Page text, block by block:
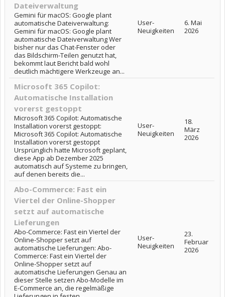
Dateiverwaltung
Gemini für macOS: Google plant
automatische Dateiverwaltung:
Gemini für macOS: Google plant
automatische Dateiverwaltung Wer
bisher nur das Chat-Fenster oder
das Bildschirm-Teilen genutzt hat,
bekommt laut Bericht bald wohl
deutlich mächtigere Werkzeuge an...
User-
Neuigkeiten
6. Mai
2026
Microsoft 365 Copilot:
Automatische Installation
vorerst gestoppt
Microsoft 365 Copilot: Automatische
Installation vorerst gestoppt:
Microsoft 365 Copilot: Automatische
Installation vorerst gestoppt
Ursprünglich hatte Microsoft geplant,
diese App ab Dezember 2025
automatisch auf Systeme zu bringen,
auf denen bereits die...
User-
Neuigkeiten
18.
März
2026
Abo-Commerce: Fast ein
Viertel der Online-Shopper
setzt auf automatische
Lieferungen
Abo-Commerce: Fast ein Viertel der
Online-Shopper setzt auf
automatische Lieferungen: Abo-
Commerce: Fast ein Viertel der
Online-Shopper setzt auf
automatische Lieferungen Genau an
dieser Stelle setzen Abo-Modelle im
E-Commerce an, die regelmäßige
User-
Neuigkeiten
23.
Februar
2026